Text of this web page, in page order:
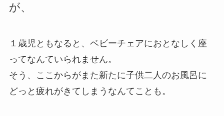
が、
１歳児ともなると、ベビーチェアにおとなしく座
ってなんていられません。
そう、ここからがまた新たに子供二人のお風呂に
どっと疲れがきてしまうなんてことも。